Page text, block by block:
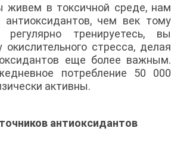
живем в токсичной среде, нам
антиоксидантов, чем век тому
тренируетесь, вы
окислительного стресса, делая
еще более важным.
потребление 50 000
активны.
антиоксидантов